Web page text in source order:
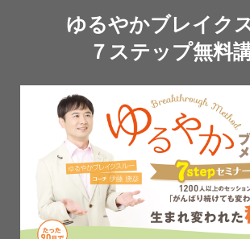
ゆるやかブレイク
７ステップ無料